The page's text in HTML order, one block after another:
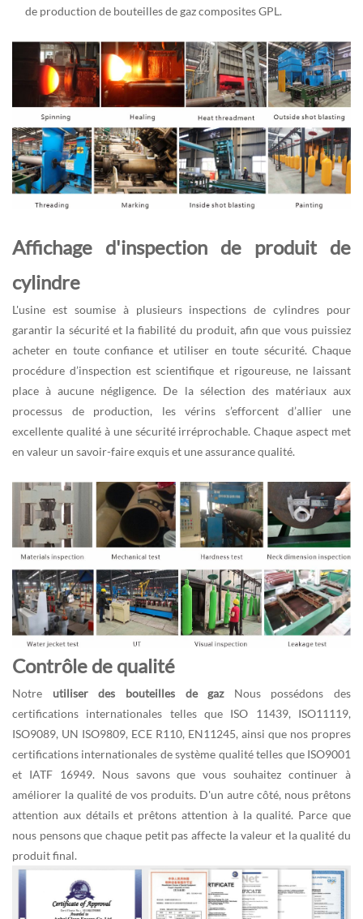
de production de bouteilles de gaz composites GPL.
Affichage d'inspection de produit de
cylindre
L'usine est soumise à plusieurs inspections de cylindres pour
garantir la sécurité et la fiabilité du produit, afin que vous puissiez
acheter en toute confiance et utiliser en toute sécurité. Chaque
procédure d’inspection est scientifique et rigoureuse, ne laissant
place à aucune négligence. De la sélection des matériaux aux
processus de production, les vérins s’efforcent d’allier une
excellente qualité à une sécurité irréprochable. Chaque aspect met
en valeur un savoir-faire exquis et une assurance qualité.
Contrôle de qualité
Notre utiliser des bouteilles de gazNous possédons des
certifications internationales telles que ISO 11439, ISO11119,
ISO9089, UN ISO9809, ECE R110, EN11245, ainsi que nos propres
certifications internationales de système qualité telles que ISO9001
et IATF 16949. Nous savons que vous souhaitez continuer à
améliorer la qualité de vos produits. D'un autre côté, nous prêtons
attention aux détails et prêtons attention à la qualité. Parce que
nous pensons que chaque petit pas affecte la valeur et la qualité du
produit final.